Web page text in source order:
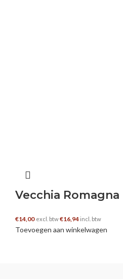
Vecchia
€14,00 excl. btw€16,94 incl. btw
Toevoegen aan winkelwagen